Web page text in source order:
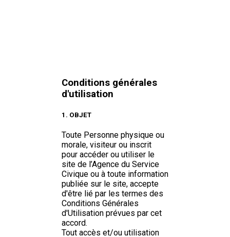
Conditions générales
d'utilisation
1. OBJET
Toute Personne physique ou
morale, visiteur ou inscrit
pour accéder ou utiliser le
site de l’Agence du Service
Civique ou à toute information
publiée sur le site, accepte
d'être lié par les termes des
Conditions Générales
d'Utilisation prévues par cet
accord.
Tout accès et/ou utilisation